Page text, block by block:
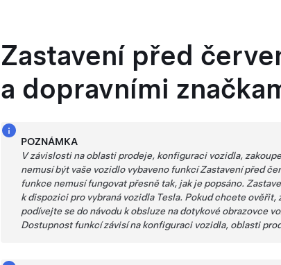
Zastavení před
a dopravními
POZNÁMKA
V závislosti na oblasti prodeje, konfiguraci vozidla,
nemusí být vaše vozidlo vybaveno funkcíZastavení před
funkce nemusí fungovat přesně tak, jak je popsáno.
k dispozici pro vybraná vozidla Tesla. Pokud chcete
podívejte se do návodu k obsluze na dotykové obrazovce
Dostupnost funkcí závisí na konfiguraci vozidla, oblasti